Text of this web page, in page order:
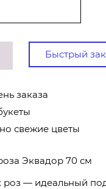
Быстрый
заказа
свежие цветы
Эквадор 70 см
роз — идеальный